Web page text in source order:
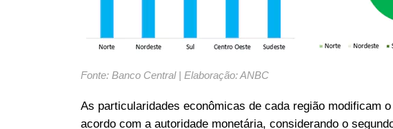
Fonte: Banco Central | Elaboração: ANBC
As particularidades econômicas de cada região modificam
acordo com a autoridade monetária, considerando o